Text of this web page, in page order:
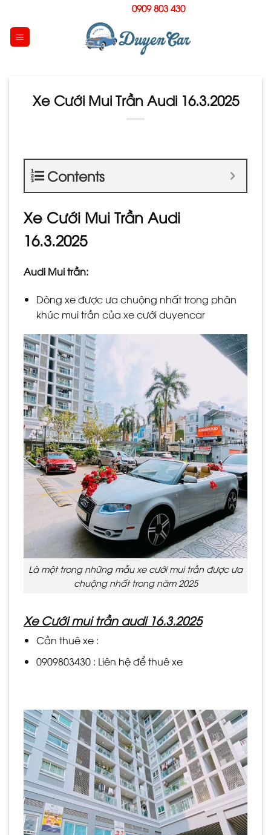
content
0909 803 430
Xe Cưới Mui Trần Audi 16.3.2025
Contents
Xe Cưới Mui Trần Audi
16.3.2025
Audi Mui trần:
Dòng xe được ưa chuộng nhất trong phân
khúc mui trần của xe cưới duyencar
Là một trong những mẫu xe cưới mui trần được ưa
chuộng nhất trong năm 2025
Xe Cưới mui trần audi 16.3.2025
Cần thuê xe :
0909803430 : Liên hệ để thuê xe